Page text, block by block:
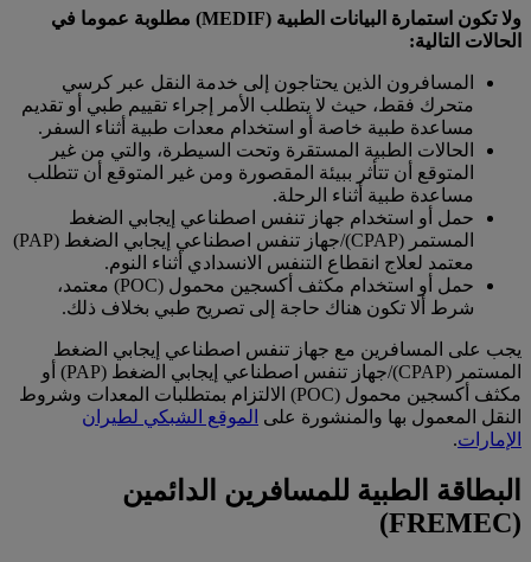
ولا تكون استمارة البيانات الطبية (MEDIF) مطلوبة عموما في
الحالات التالية:
المسافرون الذين يحتاجون إلى خدمة النقل عبر كرسي
متحرك فقط، حيث لا يتطلب الأمر إجراء تقييم طبي أو تقديم
مساعدة طبية خاصة أو استخدام معدات طبية أثناء السفر.
الحالات الطبية المستقرة وتحت السيطرة، والتي من غير
المتوقع أن تتأثر ببيئة المقصورة ومن غير المتوقع أن تتطلب
مساعدة طبية أثناء الرحلة.
حمل أو استخدام جهاز تنفس اصطناعي إيجابي الضغط
المستمر (CPAP)/جهاز تنفس اصطناعي إيجابي الضغط (PAP)
معتمد لعلاج انقطاع التنفس الانسدادي أثناء النوم.
حمل أو استخدام مكثف أكسجين محمول (POC) معتمد،
شرط ألا تكون هناك حاجة إلى تصريح طبي بخلاف ذلك.
يجب على المسافرين مع جهاز تنفس اصطناعي إيجابي الضغط
المستمر (CPAP)/جهاز تنفس اصطناعي إيجابي الضغط (PAP) أو
مكثف أكسجين محمول (POC) الالتزام بمتطلبات المعدات وشروط
النقل المعمول بها والمنشورة على الموقع الشبكي لطيران
الإمارات.
البطاقة الطبية للمسافرين الدائمين
(FREMEC)